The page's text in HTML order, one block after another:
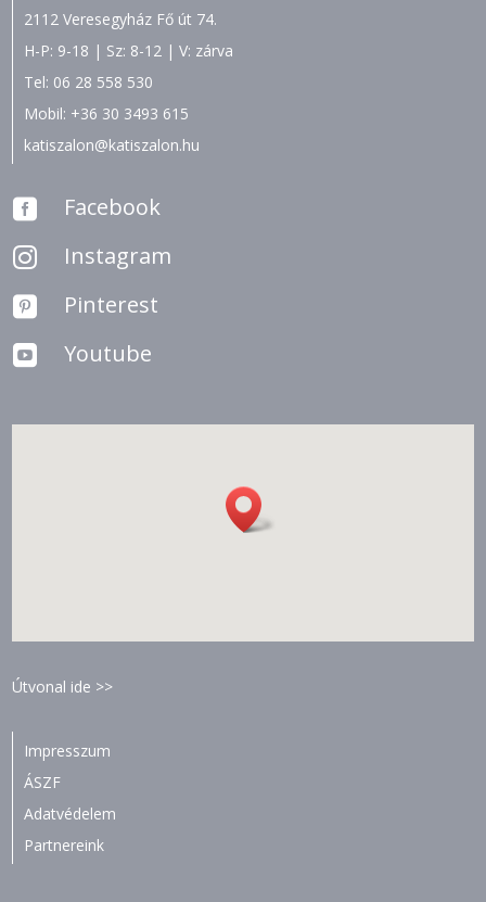
2112 Veresegyház Fő út 74.
H-P: 9-18 | Sz: 8-12 | V: zárva
Tel: 06 28 558 530
Mobil: +36 30 3493 615
katiszalon@katiszalon.hu
 Facebook
 Instagram
 Pinterest
 Youtube
Útvonal ide >>
Impresszum
ÁSZF
Adatvédelem
Partnereink